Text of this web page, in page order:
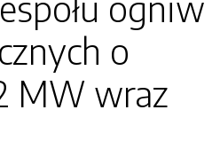
o
MW wraz